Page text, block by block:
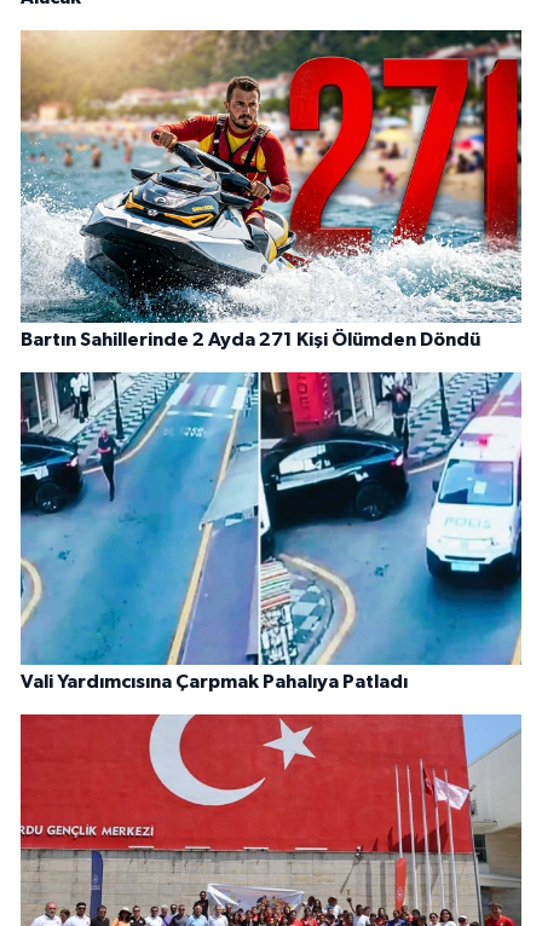
Bartın Sahillerinde 2 Ayda 271 Kişi Ölümden Döndü
Vali Yardımcısına Çarpmak Pahalıya Patladı